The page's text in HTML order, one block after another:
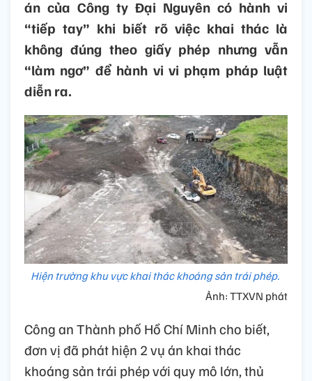
án của Công ty Đại Nguyên có hành vi
“tiếp tay” khi biết rõ việc khai thác là
không đúng theo giấy phép nhưng vẫn
“làm ngơ” để hành vi vi phạm pháp luật
diễn ra.
Hiện trường khu vực khai thác khoáng sản trái phép.
Ảnh: TTXVN phát
Công an Thành phố Hồ Chí Minh cho biết,
đơn vị đã phát hiện 2 vụ án khai thác
khoáng sản trái phép với quy mô lớn, thủ